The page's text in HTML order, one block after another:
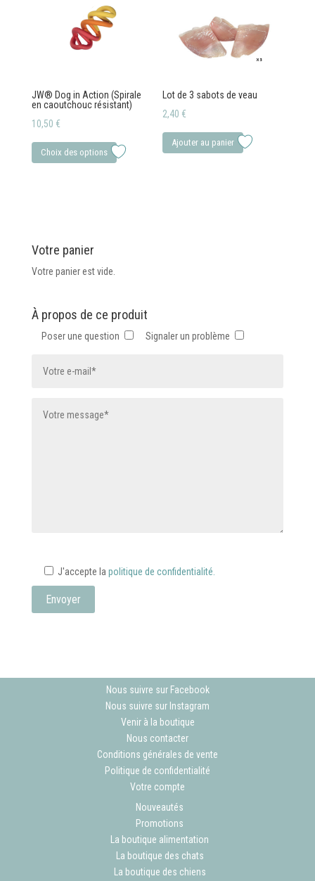
sur
la
du
JW® Dog in Action (Spirale
en caoutchouc résistant)
10,50 €
Choix des options
produit
la
Lot de 3 sabots de veau
2,40 €
Ajouter au panier
Votre panier
Votre panier est vide.
À propos de ce produit
Poser une question Signaler un problème
J'accepte la politique de confidentialité.
Nous suivre sur Facebook
Nous suivre sur Instagram
Venir à la boutique
Nous contacter
Conditions générales de vente
Politique de confidentialité
Votre compte
Nouveautés
Promotions
La boutique alimentation
La boutique des chats
La boutique des chiens